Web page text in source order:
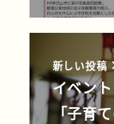
新しい投稿
イベン
「子育